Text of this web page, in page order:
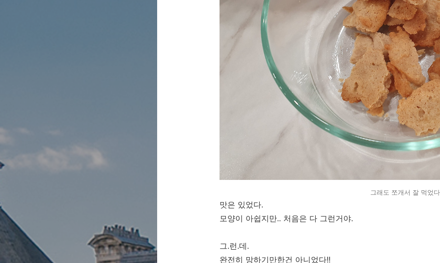
그래도 쪼개서 잘 먹었
맛은 있었다.
모양이 아쉽지만.. 처음은 다 그런거야.
그.런.데.
완전히 망하기만한건 아니었다!!